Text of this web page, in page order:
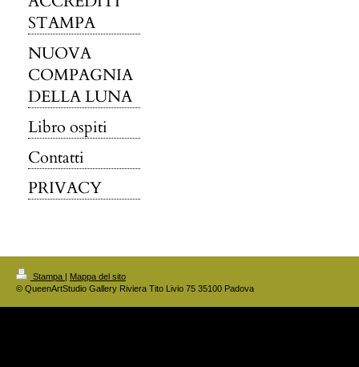
STAMPA
NUOVA
COMPAGNIA
DELLA LUNA
Libro ospiti
Contatti
PRIVACY
Stampa | Mappa del sito
© QueenArtStudio Gallery Riviera Tito Livio 75 35100 Padova